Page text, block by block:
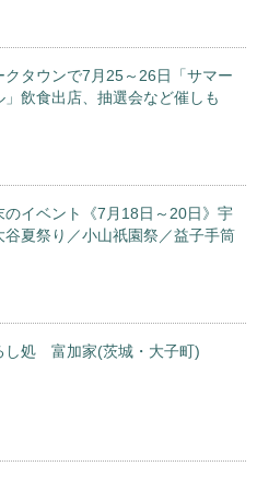
クタウンで7月25～26日「サマー
」飲食出店、抽選会など催しも
のイベント《7月18日～20日》宇
谷夏祭り／小山祇園祭／益子手筒
し処 富加家(茨城・大子町)